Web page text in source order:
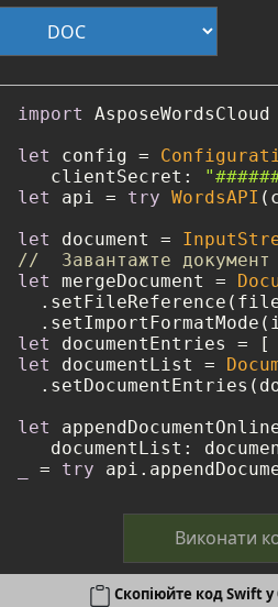
import
AsposeWordsCloud
let
config =
   clientSecret:
let
api = try WordsAPI
let
document =
//  Завантажте документ
let
mergeDocument =
let
documentEntries =
let
documentList =
let
= try
Виконати
Скопіюйте код Swift